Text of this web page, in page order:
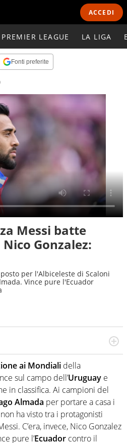
ACCEDI
PREMIER LEAGUE LA LIGA
Fonti preferite
Messi batte
Gonzalez:
per l'Albiceleste di Scaloni
Vince pure l'Ecuador
Diego e la tesi di laurea sugli stadi
quale filo conduttore
e professione. Per Virgilio
e scandaglia l'universo
antonomasia
ai Mondiali della
sul campo dell’Uruguay e
in classifica. Ai campioni del
Almada per portare a casa i
ha visto tra i protagonisti
C’era, invece, Nico Gonzalez
pure l’Ecuador contro il